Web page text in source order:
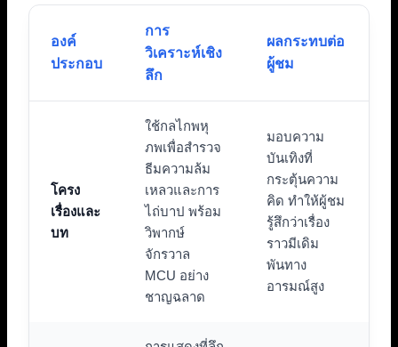
องค์
ประกอบ
การ
วิเคราะห์เชิง
ลึก
ผลกระทบต่อ
ผู้ชม
โครง
เรื่องและ
บท
ใช้กลไกพหุ
ภพเพื่อสำรวจ
ธีมความล้ม
เหลวและการ
ไถ่บาป พร้อม
วิพากษ์
จักรวาล
MCU อย่าง
ชาญฉลาด
มอบความ
บันเทิงที่
กระตุ้นความ
คิด ทำให้ผู้ชม
รู้สึกว่าเรื่อง
ราวมีเดิม
พันทาง
อารมณ์สูง